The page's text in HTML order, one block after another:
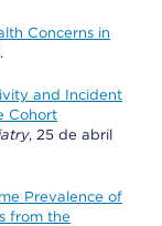
Concerns in
and Incident
Cohort
, 25 de abril
Prevalence of
from the